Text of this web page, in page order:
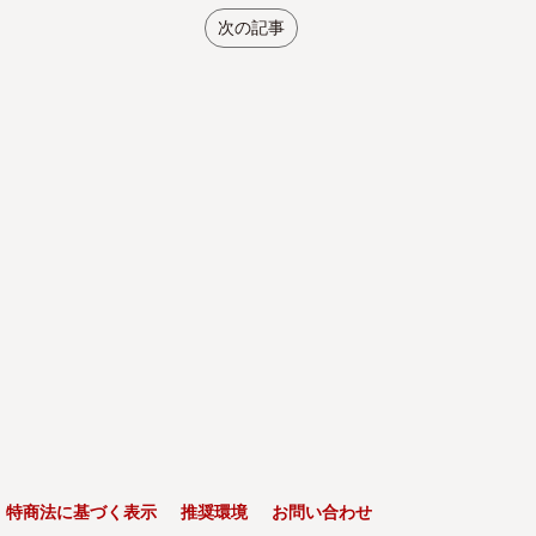
次の記事
特商法に基づく表示 推奨環境
お問い合わせ